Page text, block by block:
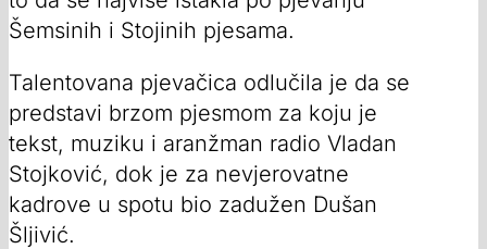
Šemsinih i Stojinih pjesama.
Talentovana pjevačica odlučila je da se
predstavi brzom pjesmom za koju je
tekst, muziku i aranžman radio Vladan
Stojković, dok je za nevjerovatne
kadrove u spotu bio zadužen Dušan
Šljivić.